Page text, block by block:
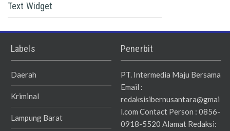
Text Widget
Labels
Daerah
Kriminal
Lampung Barat
Penerbit
PT. Intermedia Maju Bersama
Email :
redaksisibernusantara@gmai
l.com Contact Person : 0856-
0918-5520 Alamat Redaksi: